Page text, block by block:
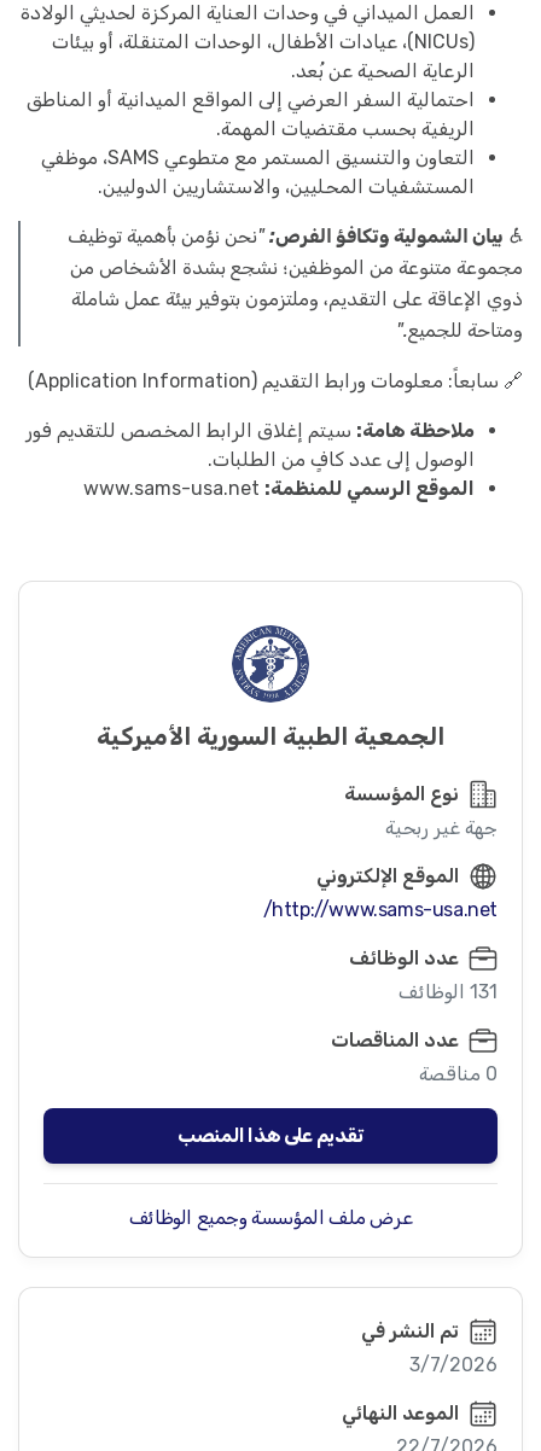
العمل الميداني في وحدات العناية المركزة لحديثي الولادة
(NICUs)، عيادات الأطفال، الوحدات المتنقلة، أو بيئات
الرعاية الصحية عن بُعد.
احتمالية السفر العرضي إلى المواقع الميدانية أو المناطق
الريفية بحسب مقتضيات المهمة.
التعاون والتنسيق المستمر مع متطوعي SAMS، موظفي
المستشفيات المحليين، والاستشاريين الدوليين.
♿ بيان الشمولية وتكافؤ الفرص:"نحن نؤمن بأهمية توظيف
مجموعة متنوعة من الموظفين؛ نشجع بشدة الأشخاص من
ذوي الإعاقة على التقديم، وملتزمون بتوفير بيئة عمل شاملة
ومتاحة للجميع."
🔗 سابعاً: معلومات ورابط التقديم (Application Information)
ملاحظة هامة: سيتم إغلاق الرابط المخصص للتقديم فور
الوصول إلى عدد كافٍ من الطلبات.
الموقع الرسمي للمنظمة:
الجمعية الطبية السورية الأميركية
نوع المؤسسة
جهة غير ربحية
الموقع الإلكتروني
http://www.sams-usa.net/
عدد الوظائف
131 الوظائف
عدد المناقصات
0 مناقصة
تقديم على هذا المنصب
عرض ملف المؤسسة وجميع الوظائف
تم النشر في
3/7/2026
الموعد النهائي